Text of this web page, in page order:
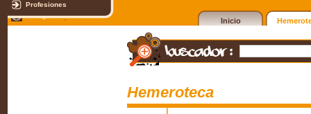
Profesiones
Test gratuito
Inicio
Hemeroteca